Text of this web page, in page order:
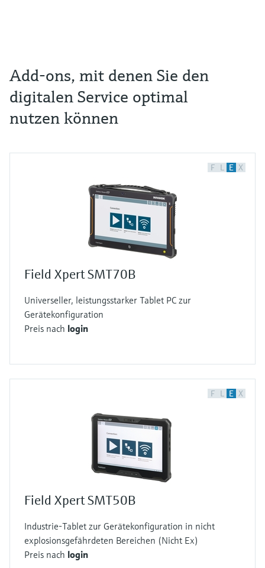
Add-ons, mit denen Sie den
digitalen Service optimal
nutzen können
F L E X
Field Xpert SMT70B
Universeller, leistungsstarker Tablet PC zur
Gerätekonfiguration
Preis nach login
F L E X
Field Xpert SMT50B
Industrie-Tablet zur Gerätekonfiguration in nicht
explosionsgefährdeten Bereichen (Nicht Ex)
Preis nach login